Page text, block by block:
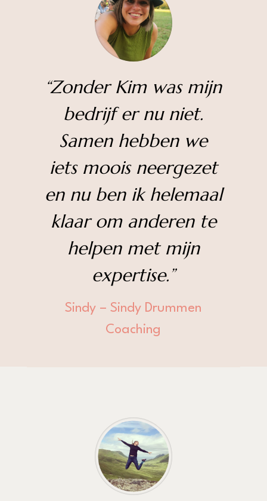
“Zonder Kim was mijn
bedrijf er nu niet.
Samen hebben we
iets moois neergezet
en nu ben ik helemaal
klaar om anderen te
helpen met mijn
expertise.”
Sindy – Sindy Drummen
Coaching